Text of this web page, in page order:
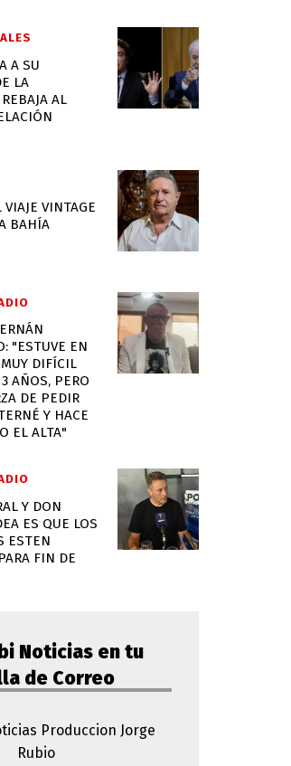
A SU
LA
AL
VINTAGE
BAHÍA
"ESTUVE EN
DIFÍCIL
AÑOS, PERO
DE PEDIR
Y HACE
EL ALTA"
Y DON
ES QUE LOS
ESTEN
FIN DE
Noticias en tu
de Correo
Produccion Jorge
Rubio